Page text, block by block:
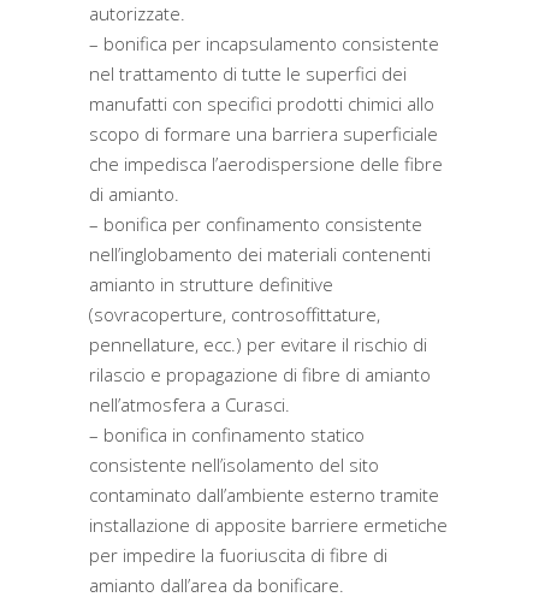
autorizzate.
– bonifica per incapsulamento consistente
nel trattamento di tutte le superfici dei
manufatti con specifici prodotti chimici allo
scopo di formare una barriera superficiale
che impedisca l’aerodispersione delle fibre
di amianto.
– bonifica per confinamento consistente
nell’inglobamento dei materiali contenenti
amianto in strutture definitive
(sovracoperture, controsoffittature,
pennellature, ecc.) per evitare il rischio di
rilascio e propagazione di fibre di amianto
nell’atmosfera a Curasci.
– bonifica in confinamento statico
consistente nell’isolamento del sito
contaminato dall’ambiente esterno tramite
installazione di apposite barriere ermetiche
per impedire la fuoriuscita di fibre di
amianto dall’area da bonificare.